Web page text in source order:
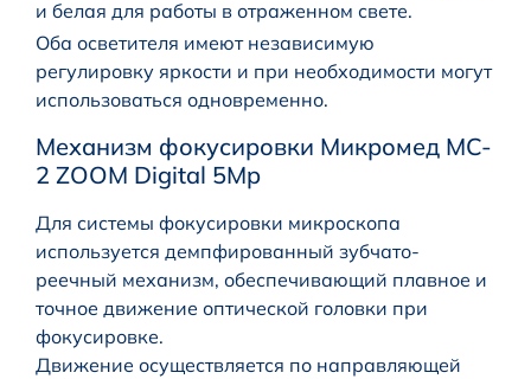
и белая для работы в отраженном свете.
Оба осветителя имеют независимую
регулировку яркости и при необходимости могут
использоваться одновременно.
Механизм фокусировки Микромед MC-
2 ZOOM Digital 5Mp
Для системы фокусировки микроскопа
используется демпфированный зубчато-
реечный механизм, обеспечивающий плавное и
точное движение оптической головки при
фокусировке.
Движение осуществляется по направляющей